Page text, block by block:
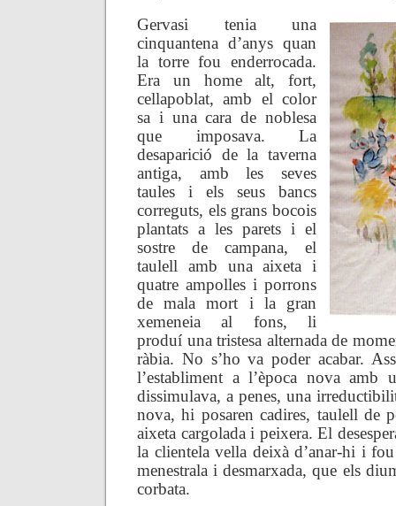
Gervasi tenia una
cinquantena d’anys quan
la torre fou enderrocada.
Era un home alt, fort,
cellapoblat, amb el color
sa i una cara de noblesa
que imposava. La
desaparició de la taverna
antiga, amb les seves
taules i els seus bancs
correguts, els grans bocois
plantats a les parets i el
sostre de campana, el
taulell amb una aixeta i
quatre ampolles i porrons
de mala mort i la gran
xemeneia al fons, li
produí una tristesa alternada de
ràbia. No s’ho va poder acabar.
l’establiment a l’època nova amb
dissimulava, a penes, una
nova, hi posaren cadires, taulell de
aixeta cargolada i peixera. El
la clientela vella deixà d’anar-hi i
menestrala i desmarxada, que els
corbata.